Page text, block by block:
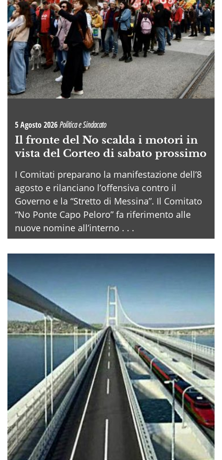
5 Agosto 2026Politica e Sindacato
Il fronte del No scalda i motori in
vista del Corteo di sabato prossimo
I Comitati preparano la manifestazione dell’8
agosto e rilanciano l’offensiva contro il
Governo e la “Stretto di Messina”. Il Comitato
“No Ponte Capo Peloro” fa riferimento alle
nuove nomine all’interno . . .